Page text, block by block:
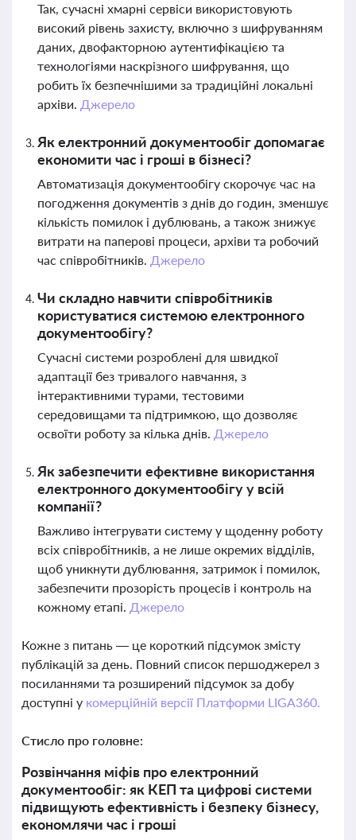
Так, сучасні хмарні сервіси використовують
високий рівень захисту, включно з шифруванням
даних, двофакторною аутентифікацією та
технологіями наскрізного шифрування, що
робить їх безпечнішими за традиційні локальні
архіви. Джерело
Як електронний документообіг допомагає
економити час і гроші в бізнесі?
Автоматизація документообігу скорочує час на
погодження документів з днів до годин, зменшує
кількість помилок і дублювань, а також знижує
витрати на паперові процеси, архіви та робочий
час співробітників. Джерело
Чи складно навчити співробітників
користуватися системою електронного
документообігу?
Сучасні системи розроблені для швидкої
адаптації без тривалого навчання, з
інтерактивними турами, тестовими
середовищами та підтримкою, що дозволяє
освоїти роботу за кілька днів. Джерело
Як забезпечити ефективне використання
електронного документообігу у всій
компанії?
Важливо інтегрувати систему у щоденну роботу
всіх співробітників, а не лише окремих відділів,
щоб уникнути дублювання, затримок і помилок,
забезпечити прозорість процесів і контроль на
кожному етапі. Джерело
Кожне з питань — це короткий підсумок змісту
публікацій за день. Повний список першоджерел з
посиланнями та розширений підсумок за добу
доступні у комерційній версії Платформи LIGA360.
Стисло про головне:
Розвінчання міфів про електронний
документообіг: як КЕП та цифрові системи
підвищують ефективність і безпеку бізнесу,
економлячи час і гроші